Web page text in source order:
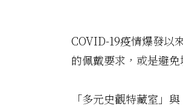
COVID-19疫情爆發以
的佩戴要求，或是避
「多元史觀特藏室」